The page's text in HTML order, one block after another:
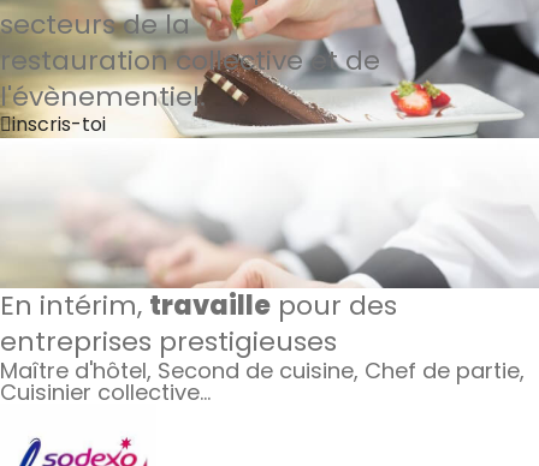
secteurs de la
restauration collective et de
l'évènementiel.
inscris-toi
En intérim, travaille pour des
entreprises prestigieuses
Maître d'hôtel, Second de cuisine, Chef de partie,
Cuisinier collective…